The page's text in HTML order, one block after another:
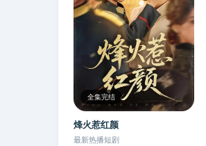
全集完结
烽火惹红颜
最新热播短剧